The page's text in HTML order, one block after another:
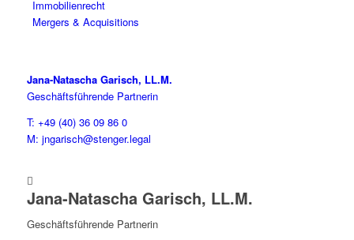
Immobilienrecht
Mergers & Acquisitions
Jana-Natascha Garisch, LL.M.
Geschäftsführende Partnerin
T: +49 (40) 36 09 86 0
M: jngarisch@stenger.legal

Jana-Natascha Garisch, LL.M.
Geschäftsführende Partnerin